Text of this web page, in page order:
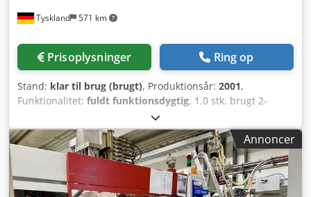
Tyskland 571 km
Prisoplysninger Ring op
Stand: klar til brug (brugt), Produktionsår: 2001,
Funktionalitet: fuldt funktionsdygtig, 1,0 stk. brugt 2-
komponent sprøjtestøbemaskine med robot Producent:
ENGEL Type: ES650H/200W-200HL-2F Årgang: 2001
Lukkekraft: 200 ton Afstand mellem støtteplader: uden
støtteplader Minimum monteringshøjde: 550 mm
Åbningsslaglængde: 700 mm Snegl DN 1: 40 mm Maks.
volumetrisk kapacitet: 251 cm³ Dodszl T Snspfx Aftsck
Annoncer